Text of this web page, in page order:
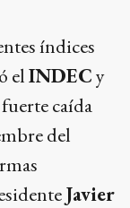
índices
elINDECy
caída
del
Javier